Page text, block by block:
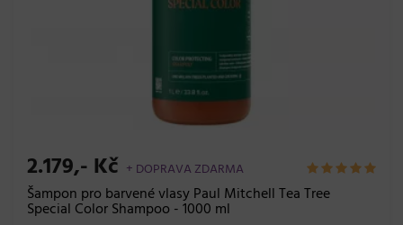
2.179,- Kč + DOPRAVA ZDARMA
Šampon pro barvené vlasy Paul Mitchell Tea Tree
Special Color Shampoo - 1000 ml